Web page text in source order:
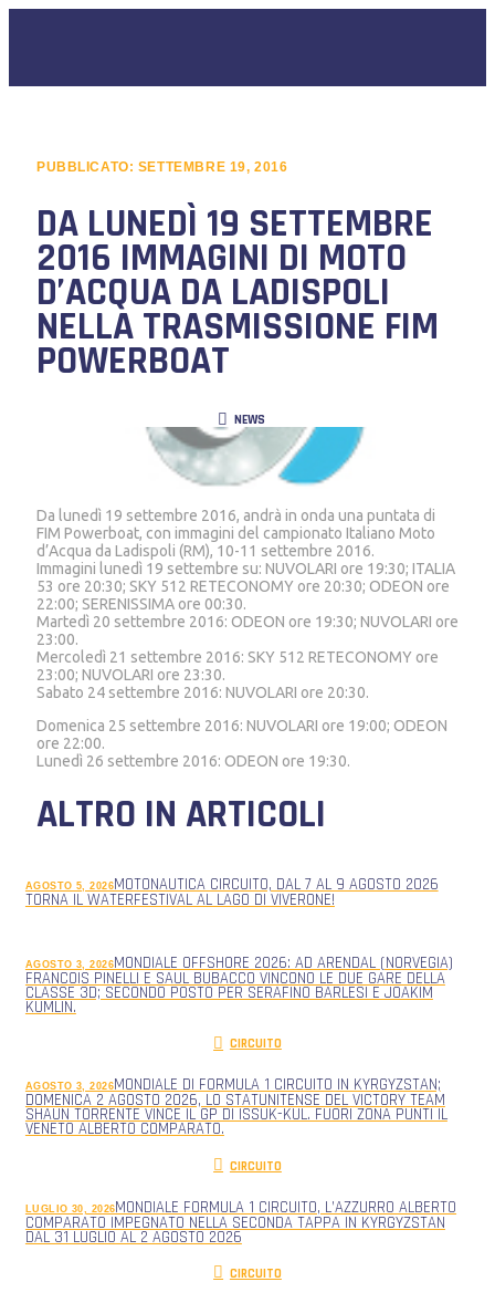
PUBBLICATO: SETTEMBRE 19, 2016
DA LUNEDÌ 19 SETTEMBRE
2016 IMMAGINI DI MOTO
D’ACQUA DA LADISPOLI
NELLA TRASMISSIONE FIM
POWERBOAT
NEWS
Da lunedì 19 settembre 2016, andrà in onda una puntata di
FIM Powerboat, con immagini del campionato Italiano Moto
d’Acqua da Ladispoli (RM), 10-11 settembre 2016.
Immagini lunedì 19 settembre su: NUVOLARI ore 19:30; ITALIA
53 ore 20:30; SKY 512 RETECONOMY ore 20:30; ODEON ore
22:00; SERENISSIMA ore 00:30.
Martedì 20 settembre 2016: ODEON ore 19:30; NUVOLARI ore
23:00.
Mercoledì 21 settembre 2016: SKY 512 RETECONOMY ore
23:00; NUVOLARI ore 23:30.
Sabato 24 settembre 2016: NUVOLARI ore 20:30.
Domenica 25 settembre 2016: NUVOLARI ore 19:00; ODEON
ore 22:00.
Lunedì 26 settembre 2016: ODEON ore 19:30.
ALTRO IN ARTICOLI
AGOSTO 5, 2026MOTONAUTICA CIRCUITO, DAL 7 AL 9 AGOSTO 2026
TORNA IL WATERFESTIVAL AL LAGO DI VIVERONE!
AGOSTO 3, 2026MONDIALE OFFSHORE 2026: AD ARENDAL (NORVEGIA)
FRANCOIS PINELLI E SAUL BUBACCO VINCONO LE DUE GARE DELLA
CLASSE 3D; SECONDO POSTO PER SERAFINO BARLESI E JOAKIM
KUMLIN.
CIRCUITO
AGOSTO 3, 2026MONDIALE DI FORMULA 1 CIRCUITO IN KYRGYZSTAN;
DOMENICA 2 AGOSTO 2026, LO STATUNITENSE DEL VICTORY TEAM
SHAUN TORRENTE VINCE IL GP DI ISSUK-KUL. FUORI ZONA PUNTI IL
VENETO ALBERTO COMPARATO.
CIRCUITO
LUGLIO 30, 2026MONDIALE FORMULA 1 CIRCUITO, L’AZZURRO ALBERTO
COMPARATO IMPEGNATO NELLA SECONDA TAPPA IN KYRGYZSTAN
DAL 31 LUGLIO AL 2 AGOSTO 2026
CIRCUITO